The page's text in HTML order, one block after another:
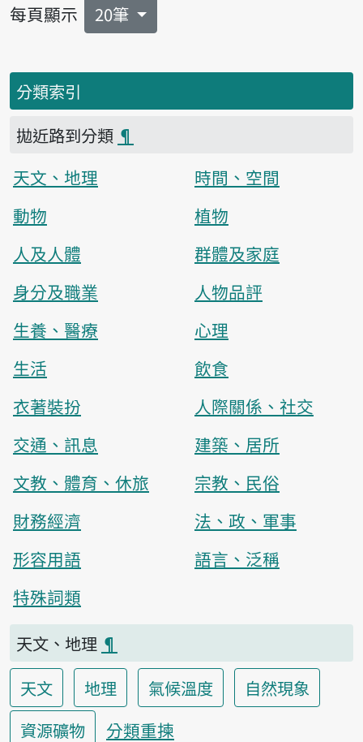
每頁顯示 20筆
分類索引
拋近路到分類 ¶
天文、地理
時間、空間
動物
植物
人及人體
群體及家庭
身分及職業
人物品評
生養、醫療
心理
生活
飲食
衣著裝扮
人際關係、社交
交通、訊息
建築、居所
文教、體育、休旅
宗教、民俗
財務經濟
法、政、軍事
形容用語
語言、泛稱
特殊詞類
天文、地理 ¶
天文
地理 氣候溫度
自然現象
資源礦物
分類重揀